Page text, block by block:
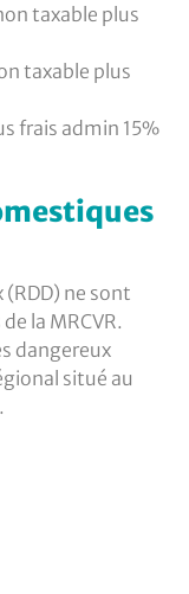
taxable plus
taxable plus
frais admin 15%
ne sont
la MRCVR.
dangereux
situé au